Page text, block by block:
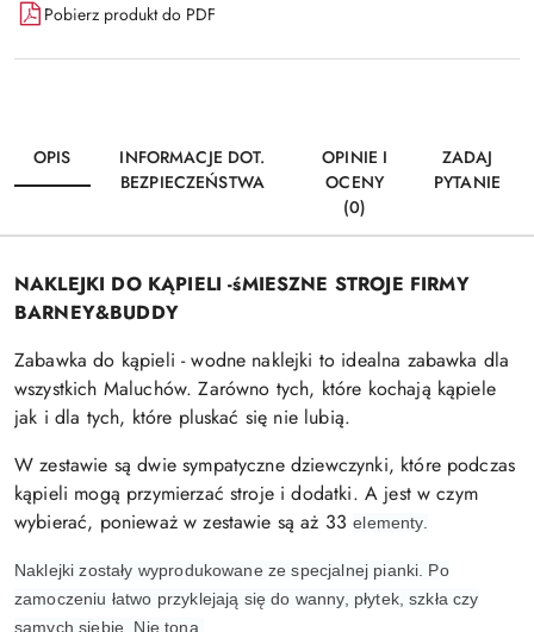
Pobierz produkt do PDF
OPIS
INFORMACJE DOT.
BEZPIECZEŃSTWA
OPINIE I
OCENY
(0)
ZADAJ
PYTANIE
NAKLEJKI DO KĄPIELI -śMIESZNE STROJE FIRMY
BARNEY&BUDDY
Zabawka do kąpieli - wodne naklejki to idealna zabawka dla
wszystkich Maluchów. Zarówno tych, które kochają kąpiele
jak i dla tych, które pluskać się nie lubią.
W zestawie są dwie sympatyczne dziewczynki, które podczas
kąpieli mogą przymierzać stroje i dodatki. A jest w czym
wybierać, ponieważ w zestawie są aż 33elementy.
Naklejki zostały wyprodukowane ze specjalnej pianki. Po
zamoczeniu łatwo przyklejają się do wanny, płytek, szkła czy
samych siebie. Nie toną.